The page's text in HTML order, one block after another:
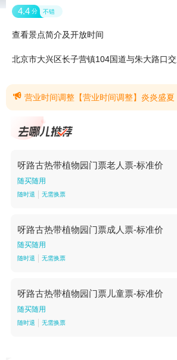
4.4 分 不错
查看景点简介及开放时间
北京市大兴区长子营镇104国道与朱大路口
 营业时间调整【营业时间调整】炎炎盛夏，暑意正浓。为避开日间高温酷暑，提升广大游客的游园舒适度与体验，尽享热带雨林夜景与清凉。景区即日起
呀路古热带植物园门票老人票-标准价
随买随用
随时退 无需换票
呀路古热带植物园门票成人票-标准价
随买随用
随时退 无需换票
呀路古热带植物园门票儿童票-标准价
随买随用
随时退 无需换票